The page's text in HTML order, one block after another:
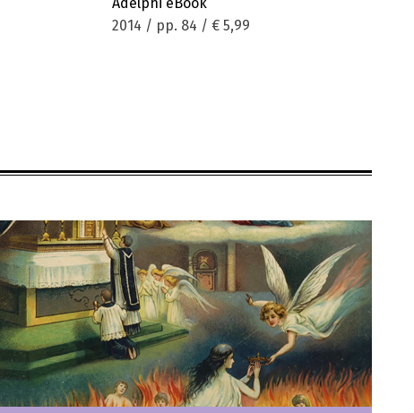
2014 / pp. 84 / € 5,99